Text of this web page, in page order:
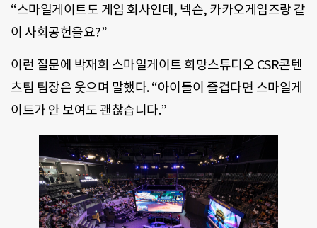
“스마일게이트도 게임 회사인데, 넥슨, 카카오게임즈랑 같
이 사회공헌을요?”
이런 질문에 박재희 스마일게이트 희망스튜디오 CSR콘텐
츠팀 팀장은 웃으며 말했다. “아이들이 즐겁다면 스마일게
이트가 안 보여도 괜찮습니다.”